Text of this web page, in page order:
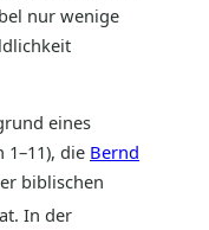
nur wenige
eines
1–11), die Bernd
biblischen
In der